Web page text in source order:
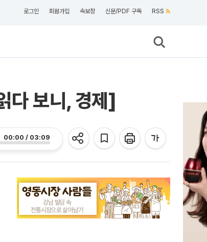
로그인 회원가입 속보창 신문/PDF 구독 RSS
다 보니, 경제]
00:00 / 03:09